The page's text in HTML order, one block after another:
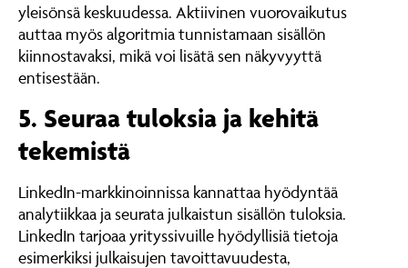
yleisönsä keskuudessa. Aktiivinen vuorovaikutus
auttaa myös algoritmia tunnistamaan sisällön
kiinnostavaksi, mikä voi lisätä sen näkyvyyttä
entisestään.
5. Seuraa tuloksia ja kehitä
tekemistä
LinkedIn-markkinoinnissa kannattaa hyödyntää
analytiikkaa ja seurata julkaistun sisällön tuloksia.
LinkedIn tarjoaa yrityssivuille hyödyllisiä tietoja
esimerkiksi julkaisujen tavoittavuudesta,